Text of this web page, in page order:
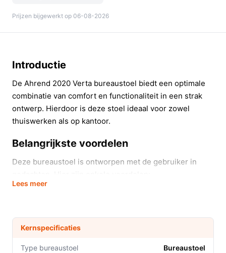
Prijzen bijgewerkt op 06-08-2026
Introductie
De Ahrend 2020 Verta bureaustoel biedt een optimale
combinatie van comfort en functionaliteit in een strak
ontwerp. Hierdoor is deze stoel ideaal voor zowel
thuiswerken als op kantoor.
Belangrijkste voordelen
Deze bureaustoel is ontworpen met de gebruiker in
de schouders vermindert.
De verstelbare onderrugsteun bevordert een
gezonde zithouding, waardoor lange werkdagen
Lees meer
Kernspecificaties
Type bureaustoel Bureaustoel